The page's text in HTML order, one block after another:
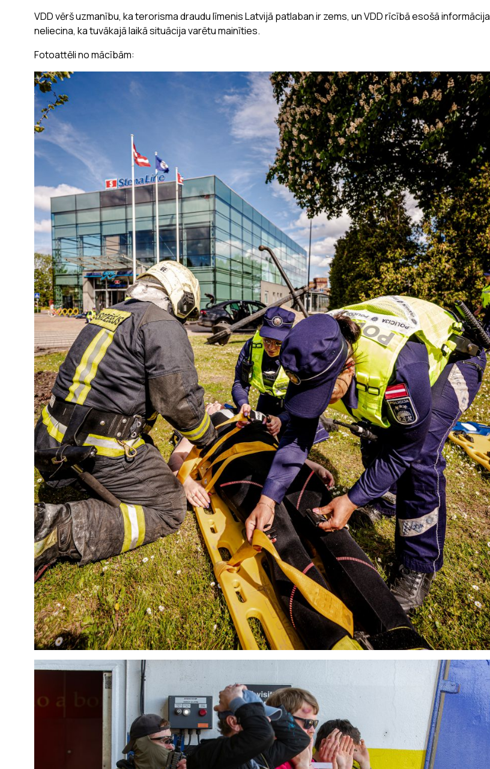
VDD vērš uzmanību, ka terorisma draudu līmenis Latvijā patlaban ir zems, un VDD rīcībā esošā informācija
neliecina, ka tuvākajā laikā situācija varētu mainīties.
Fotoattēli no mācībām: